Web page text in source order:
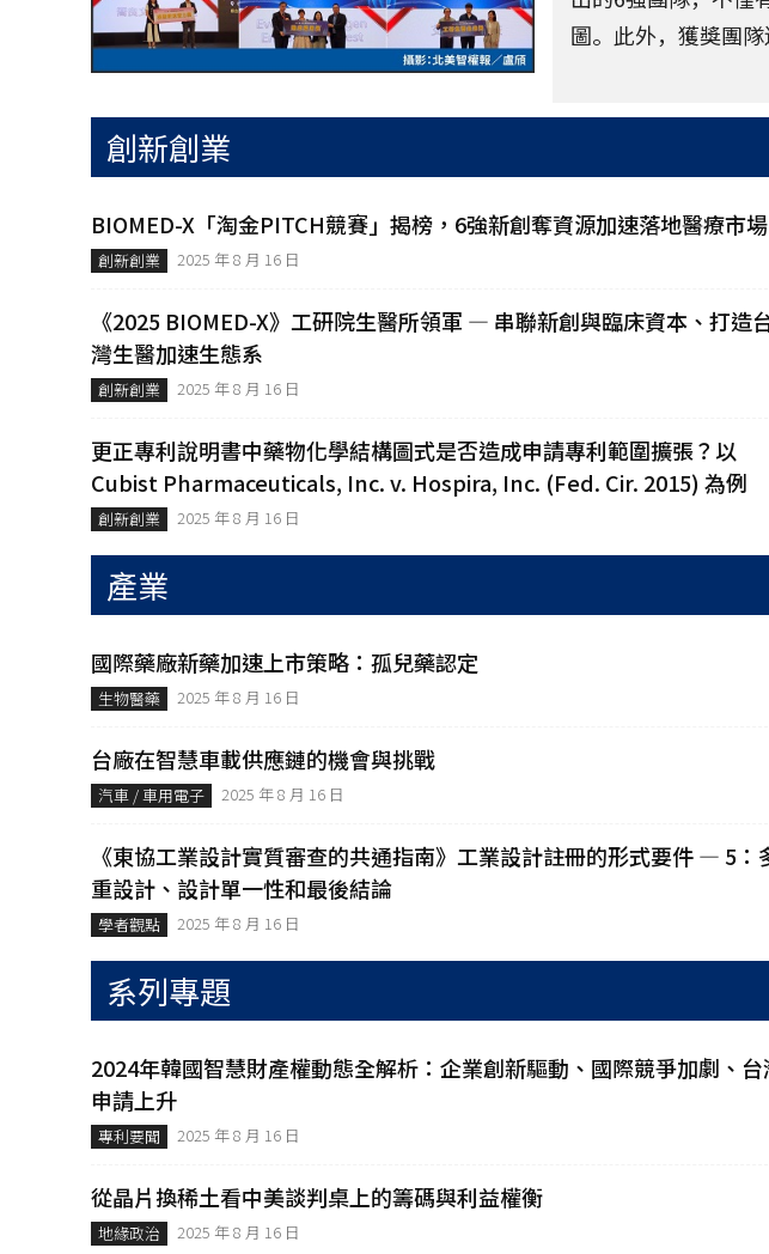
專
利
圖。此外，獲獎團
創新創業
BIOMED-X「淘金PITCH競賽」揭榜，6強新創奪資源加速落地醫療市場
創新創業 2025 年 8 月 16 日
《2025 BIOMED-X》工研院生醫所領軍 — 串聯新創與臨床資本、打造
灣生醫加速生態系
創新創業 2025 年 8 月 16 日
更正專利說明書中藥物化學結構圖式是否造成申請專利範圍擴張？以
Cubist Pharmaceuticals, Inc. v. Hospira, Inc. (Fed. Cir. 2015) 為例
創新創業 2025 年 8 月 16 日
產業
國際藥廠新藥加速上市策略：孤兒藥認定
生物醫藥 2025 年 8 月 16 日
台廠在智慧車載供應鏈的機會與挑戰
汽車 / 車用電子 2025 年 8 月 16 日
《東協工業設計實質審查的共通指南》工業設計註冊的形式要件 — 5：
重設計、設計單一性和最後結論
學者觀點 2025 年 8 月 16 日
系列專題
2024年韓國智慧財產權動態全解析：企業創新驅動、國際競爭加劇、台
申請上升
專利要聞 2025 年 8 月 16 日
從晶片換稀土看中美談判桌上的籌碼與利益權衡
地緣政治 2025 年 8 月 16 日